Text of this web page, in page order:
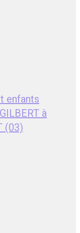
enfants
à
(03)